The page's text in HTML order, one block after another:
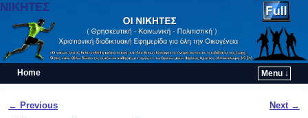
ΝΙΚΗΤΕΣ
Home
Menu ↓
Post navigation
← Previous Next →